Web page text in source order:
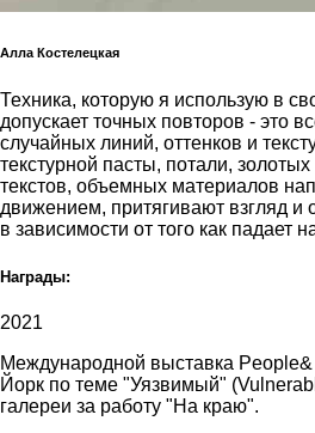
Алла Костелецкая
Техника, которую я использую в
допускает точных повторов - это
случайных линий, оттенков и
текстурной пасты, потали,
текстов, объемных материалов
движением, притягивают взгляд и
в зависимости от того как падает
Награды:
2021
Международной выставка
Йорк по теме "Уязвимый"
галереи за работу "На краю".